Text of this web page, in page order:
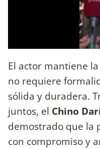
El actor mantiene
no requiere
sólida y duradera.
juntos, el Chino
demostrado que la
con compromiso y